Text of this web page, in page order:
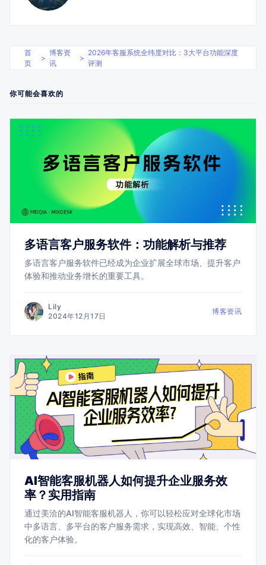
首
页
>
博客资
讯
>
2026年客服系统全纬度对比：3大平台功能深度
评测
你可能会喜欢的
多语言客户服务软件：功能解析与推荐
多语言客户服务软件已经成为企业扩展全球市场、提升客户
体验和推动业务增长的重要工具。
Lily
2024年12月17日
博客资讯
AI智能客服机器人如何提升企业服务效
率？实用指南
通过美洽的AI智能客服机器人，你可以轻松应对全球化市场
中多语言、多平台的客户服务需求，实现高效、智能、个性
化的客户体验。